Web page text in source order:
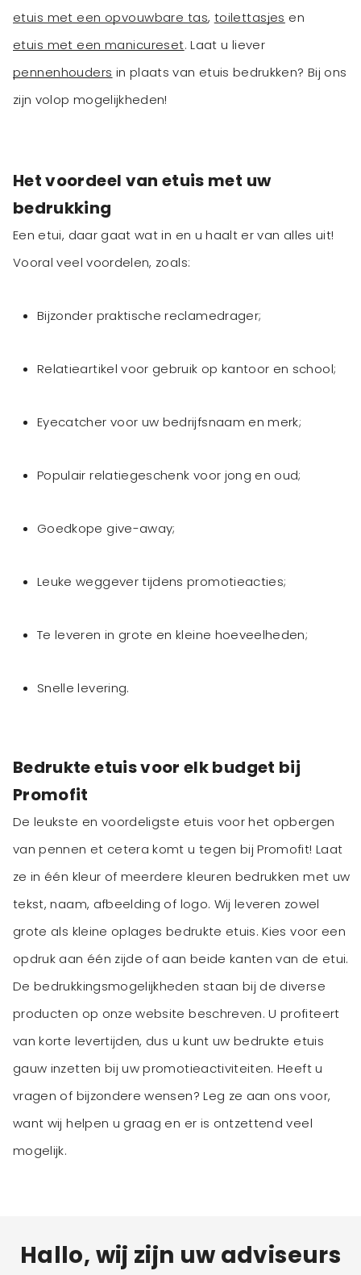
etuis met een opvouwbare tas, toilettasjes en
etuis met een manicureset. Laat u liever
pennenhouders in plaats van etuis bedrukken? Bij ons
zijn volop mogelijkheden!
Het voordeel van etuis met uw
bedrukking
Een etui, daar gaat wat in en u haalt er van alles uit!
Vooral veel voordelen, zoals:
Bijzonder praktische reclamedrager;
Relatieartikel voor gebruik op kantoor en school;
Eyecatcher voor uw bedrijfsnaam en merk;
Populair relatiegeschenk voor jong en oud;
Goedkope give-away;
Leuke weggever tijdens promotieacties;
Te leveren in grote en kleine hoeveelheden;
Snelle levering.
Bedrukte etuis voor elk budget bij
Promofit
De leukste en voordeligste etuis voor het opbergen
van pennen et cetera komt u tegen bij Promofit! Laat
ze in één kleur of meerdere kleuren bedrukken met uw
tekst, naam, afbeelding of logo. Wij leveren zowel
grote als kleine oplages bedrukte etuis. Kies voor een
opdruk aan één zijde of aan beide kanten van de etui.
De bedrukkingsmogelijkheden staan bij de diverse
producten op onze website beschreven. U profiteert
van korte levertijden, dus u kunt uw bedrukte etuis
gauw inzetten bij uw promotieactiviteiten. Heeft u
vragen of bijzondere wensen? Leg ze aan ons voor,
want wij helpen u graag en er is ontzettend veel
mogelijk.
Hallo, wij zijn uw adviseurs